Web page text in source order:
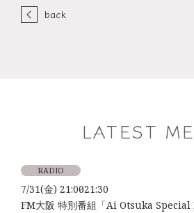
back
LATEST
RADIO
7/31(金) 21:00～21:30
FM大阪 特別番組「Ai Otsuka